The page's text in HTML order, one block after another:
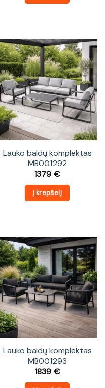
Lauko baldų komplektas
MB001292
1379€
Į krepšelį
Lauko baldų komplektas
MB001293
1839€